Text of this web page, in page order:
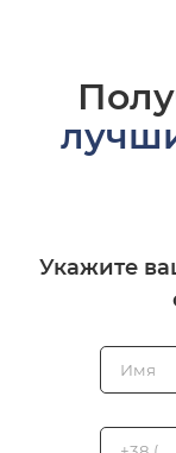
Укажите